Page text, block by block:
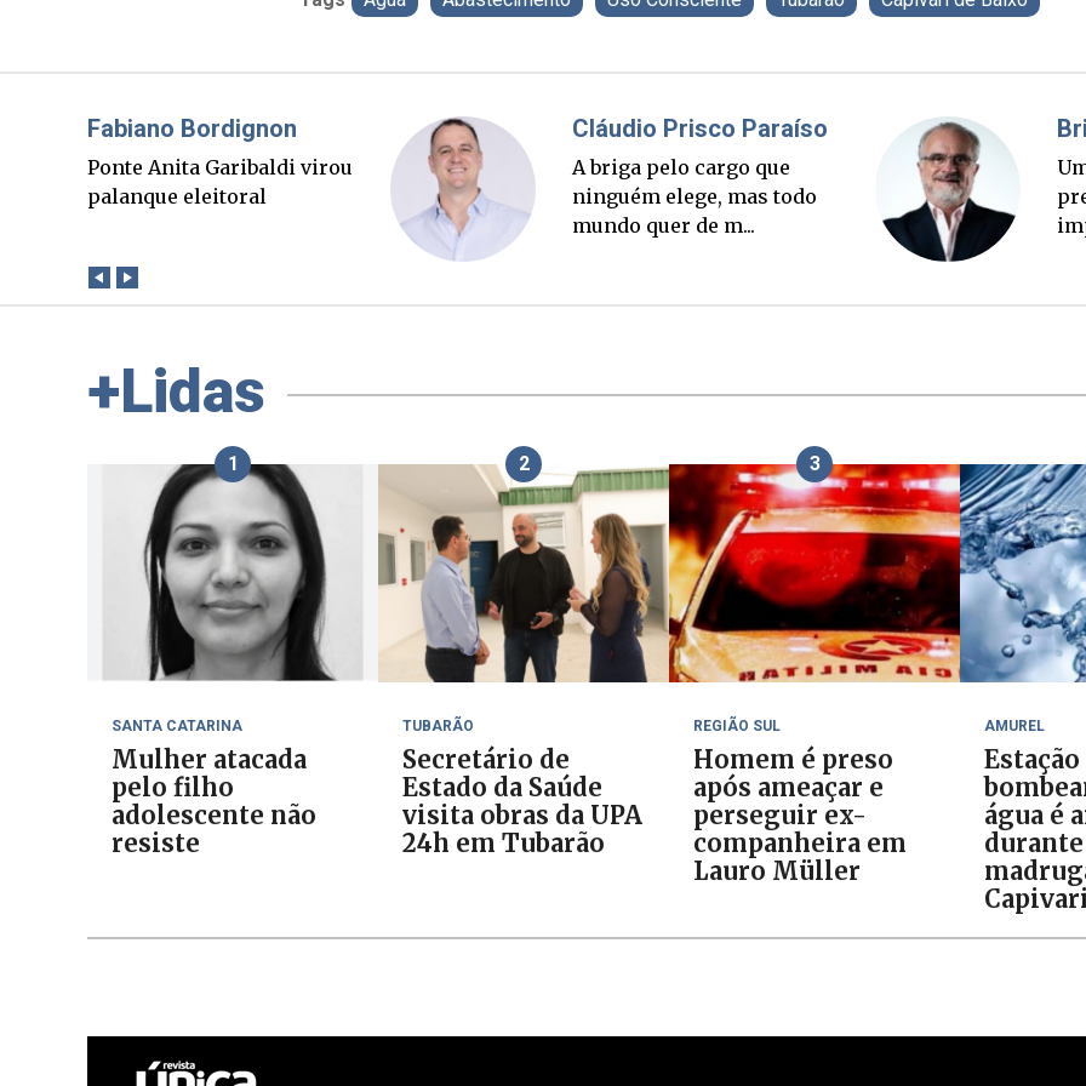
Misael Elias
O Boato corre mais rápido
que a verdade. Mas quem
Fabiano Bordignon
Ponte Anita Garibaldi virou
palanque eleitoral
A
+Lidas
1
SANTA CATARINA
Mulher atacada
pelo filho
adolescente não
resiste
2
TUBARÃO
Secretário de
Estado da Saúde
visita obras da UPA
24h em Tubarão
3
REGIÃO SUL
Homem é preso
após ameaçar e
perseguir ex-
companheira em
Lauro Müller
AMUREL
Estação
água é
durante